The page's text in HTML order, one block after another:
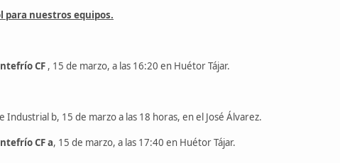
para nuestros equipos.
CF , 15 de marzo, a las 16:20 en Huétor Tájar.
Industrial b, 15 de marzo a las 18 horas, en el José Álvarez.
CF a, 15 de marzo, a las 17:40 en Huétor Tájar.